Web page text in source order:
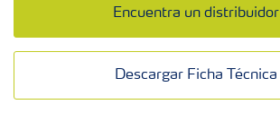
Encuentra un distribuidor
Descargar Ficha Técnica